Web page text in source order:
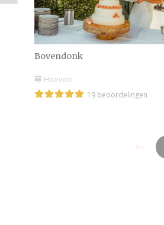
Bovendonk
Hoeven
19 beoordelingen